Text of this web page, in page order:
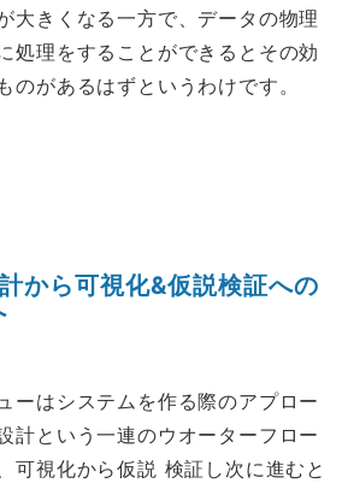
大きくなる一方で、データの物理
処理をすることができるとその効
のがあるはずというわけです。
から可視化&仮説検証への
ーはシステムを作る際のアプロー
計という一連のウオーターフロー
可視化から仮説 検証し次に進むと